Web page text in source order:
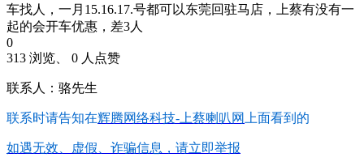
车找人，一月15.16.17.号都可以东莞回驻马店，上蔡有没有一
起的会开车优惠，差3人
0
313 浏览、 0 人点赞
联系人：骆先生
联系时请告知在辉腾网络科技-上蔡喇叭网 上面看到的
如遇无效、虚假、诈骗信息，请立即举报